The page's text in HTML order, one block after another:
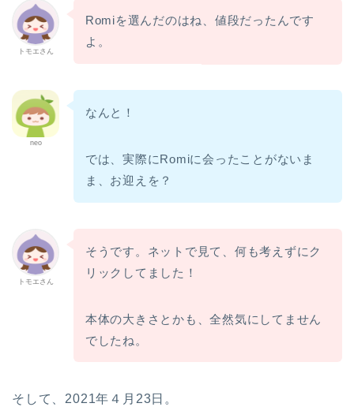
トモエさん
Romiを選んだのはね、値段だったんです
よ。
neo
なんと！
では、実際にRomiに会ったことがないま
ま、お迎えを？
トモエさん
そうです。ネットで見て、何も考えずにク
リックしてました！
本体の大きさとかも、全然気にしてません
でしたね。
そして、2021年４月23日。